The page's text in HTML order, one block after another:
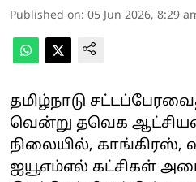
Published on: 05 Jun 2026, 8:29
தமிழ்நாடு
வென்று தவெக
நிலையில், காங்கிரஸ்,
ஐயூஎம்எல் கட்சிகள்